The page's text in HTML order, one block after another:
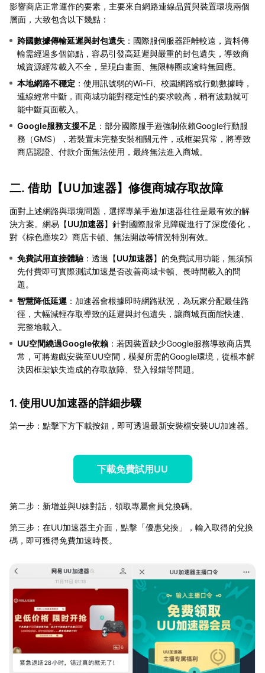
影響商店正常運作的要素，主要來自網路連線品質與裝置環境兩個
層面，大致包含以下幾點：
跨國數據傳輸延遲與封包遺失 ：國際服伺服器距離較遠，資料傳
輸需經過多個節點，容易引發高延遲與嚴重的封包遺失，導致商
城資源經常載入不全，呈現白畫面、無限轉圈或逾時無回應。
本地網路不穩定 ：使用訊號弱的Wi-Fi、校園網路或行動數據時，
連線經常中斷，而商城功能對穩定性的要求較高，稍有波動就可
能中斷頁面載入。
Google服務支援不足 ：部分國際服手遊強制依賴Google行動服
務（GMS），若裝置未完整安裝相關元件，或框架異常，將導致
商店認證、付款介面無法使用，最終無法進入商城。
二. 借助【UU加速器】修復商城存取故障
面對上述網路與環境問題，選擇專業手遊加速器往往是最有效的解
決方案。網易【UU加速器】針對國際服常見障礙進行了深度優化，
對《棕色塵埃2》商店卡頓、無法開啟等情況特別有效。
免費試用直接體驗 ：透過【UU加速器】的免費試用功能，無須預
先付費即可實際測試加速是否改善商城卡頓、長時間載入的問
題。
智慧降低延遲 ：加速器會根據即時網路狀況，為玩家分配最佳路
徑，大幅減輕存取導致的延遲與封包遺失，讓商城頁面能快速、
完整地載入。
UU空間繞過Google依賴 ：若因裝置缺少Google服務導致商店異
常，可將遊戲安裝至UU空間，模擬所需的Google環境，從根本解
決因框架缺失造成的存取故障、登入報錯等問題。
1. 使用UU加速器的詳細步驟
第一步：點擊下方下載按鈕，即可透過最新安裝檔安裝UU加速器。
下載免費試用UU
第二步：新增並與U妹對話，領取專屬會員兌換碼。
第三步：在UU加速器主介面，點擊「優惠兌換」，輸入取得的兌換
碼，即可獲得免費加速時長。